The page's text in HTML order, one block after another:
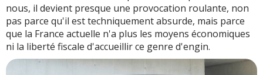
nous, il devient presque une provocation roulante, non
pas parce qu'il est techniquement absurde, mais parce
que la France actuelle n'a plus les moyens économiques
ni la liberté fiscale d'accueillir ce genre d'engin.